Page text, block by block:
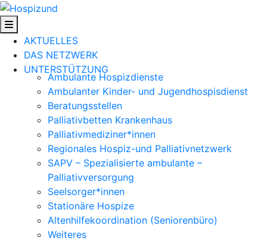
Skip
to
contentAKTUELLES
DAS NETZWERK
UNTERSTÜTZUNG
Ambulante Hospizdienste
Ambulanter Kinder- und Jugendhospisdienst
Beratungsstellen
Palliativbetten Krankenhaus
Palliativmediziner*innen
Regionales Hospiz-und Palliativnetzwerk
SAPV – Spezialisierte ambulante –
Palliativversorgung
Seelsorger*innen
Stationäre Hospize
Altenhilfekoordination (Seniorenbüro)
Weiteres